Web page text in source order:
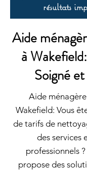
résultats
Aide
à
Soigné
Aide
Wakefield: Vous
de tarifs de
des services
professionnels
propose des